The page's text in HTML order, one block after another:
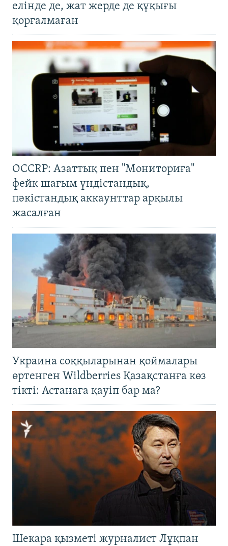
елінде де, жат жерде де құқығы
қорғалмаған
OCCRP: Азаттық пен "Мониториға"
фейк шағым үндістандық,
пәкістандық аккаунттар арқылы
жасалған
Украина соққыларынан қоймалары
өртенген Wildberries Қазақстанға көз
тікті: Астанаға қауіп бар ма?
Шекара қызметі журналист Лұқпан